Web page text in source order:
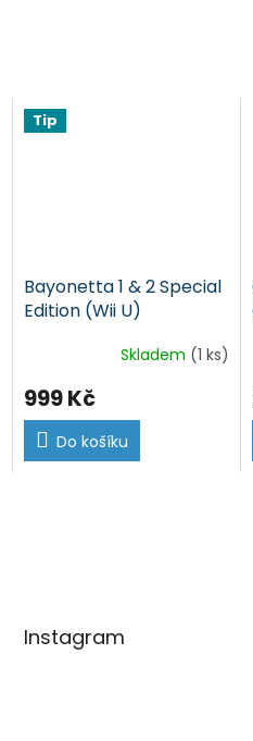
Tip
Bayonetta 1 & 2 Special
Edition (Wii U)
Skladem (1 ks)
999 Kč
Do košíku
Instagram